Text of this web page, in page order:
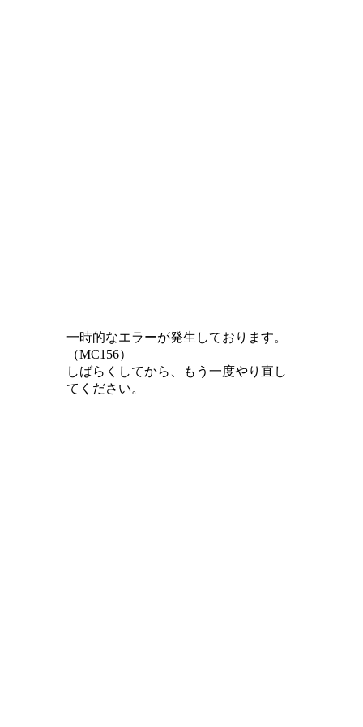
一時的なエラーが発生しております。
（MC156）
しばらくしてから、もう一度やり直し
てください。